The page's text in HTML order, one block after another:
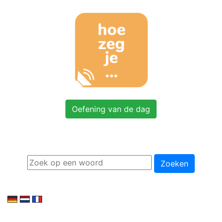
Oefening van de dag
Zoeken